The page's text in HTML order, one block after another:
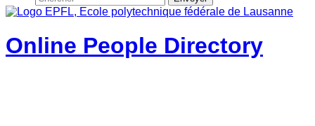
Online People Directory